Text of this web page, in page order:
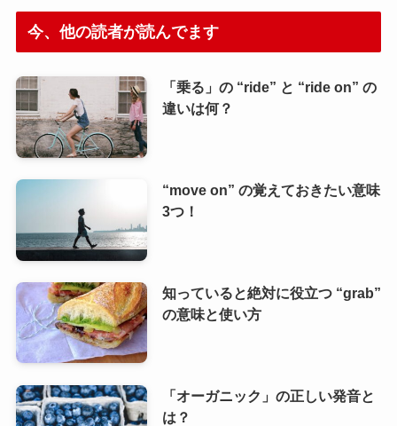
今、他の読者が読んでます
「乗る」の “ride” と “ride on” の
違いは何？
“move on” の覚えておきたい意味
3つ！
知っていると絶対に役立つ “grab”
の意味と使い方
「オーガニック」の正しい発音と
は？